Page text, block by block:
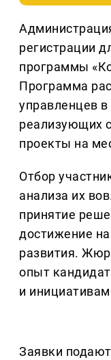
регистрации
программы
Программа
управленцев в
реализующих
проекты на
Отбор
анализа их
принятие
достижение
развития.
опыт
и
Заявки